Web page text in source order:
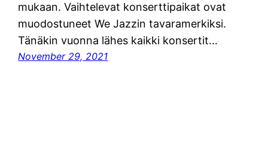
mukaan. Vaihtelevat konserttipaikat ovat
muodostuneet We Jazzin tavaramerkiksi.
Tänäkin vuonna lähes kaikki konsertit…
November 29, 2021